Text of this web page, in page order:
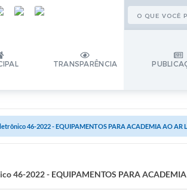
TRANSPARÊNCIA
46-2022 - EQUIPAMENTOS PARA ACADEMIA AO AR
46-2022 - EQUIPAMENTOS PARA